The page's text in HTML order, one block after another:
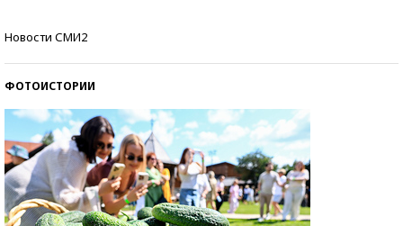
Новости СМИ2
ФОТОИСТОРИИ